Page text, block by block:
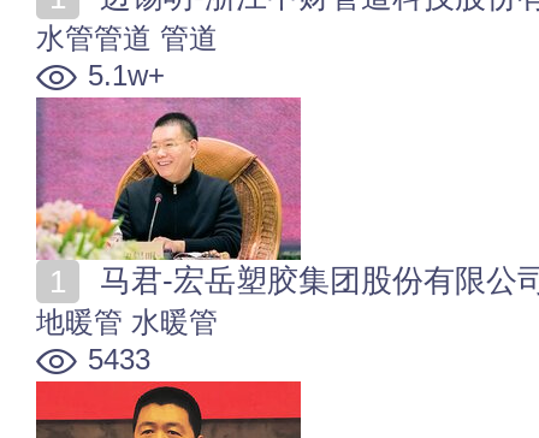
水管管道 管道
5.1w+
马君-宏岳塑胶集团股份有限公
地暖管 水暖管
5433